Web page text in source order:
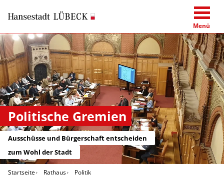
Menü
Politische Gremien
Ausschüsse und Bürgerschaft entscheiden
zum Wohl der Stadt
Startseite Rathaus Politik